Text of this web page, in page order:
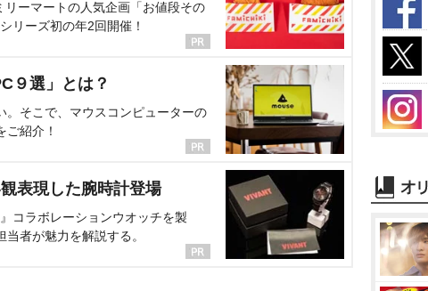
ーマートの人気企画「お値段その
リーズ初の年2回開催！
９選」とは？
。そこで、マウスコンピューターの
紹介！
表現した腕時計登場
コラボレーションウオッチを製
者が魅力を解説する。